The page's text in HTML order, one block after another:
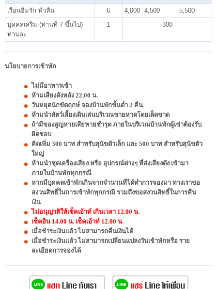
เรือนอิ่มรัก หัวหิน
6 4,000 4,500
5,500
บุคคลเสริม (ท่านที่ 7 ขึ้นไป)
ท่านละ
1 300
นโยบายการเข้าพัก
ไม่มีอาหารเช้า
ห้ามเสียงดังหลัง 22.00 น.
วันหยุดนักขัตฤกษ์ จองบ้านพักขั้นต่ำ 2 คืน
ห้ามนำสัตว์เลี้ยงเดินเล่นบริเวณชายหาดโดยเด็ดขาด
ถ้ามีของสูญหายเสียหายชำรุด ภายในบริเวณบ้านพักผู้เช่าต้องรับ
ผิดชอบ
คิดเพิ่ม 300 บาท สำหรับสุนัขตัวเล็ก และ 500 บาท สำหรับสุนัขตัว
ใหญ่
ห้ามนำชุดเครื่องเสียง หรือ อุปกรณ์ต่างๆ ที่ส่งเสียงดัง เข้ามา
ภายในบ้านพักทุกกรณี
หากมีบุคคลเข้าพักเกินจากจำนวนที่ได้ทำการจองมา ทางเราขอ
สงวนสิทธิ์ในการเข้าพักทุกกรณี รวมถึงขอสงวนสิทธิ์ในการคืน
เงิน
ไม่อนุญาติให้เช็คเอ้าท์ เกินเวลา 12.00 น.
เช็คอิน 14.00 น. เช็คเอ้าท์ 12.00 น.
เมื่อชำระเงินแล้ว ไม่สามารถคืนเงินได้
เมื่อชำระเงินแล้ว ไม่สามารถเปลี่ยนแปลงวันเข้าพักหรือ ราย
ละเอียดการจองได้